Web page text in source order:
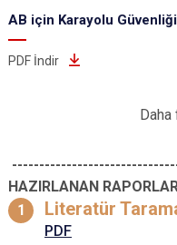
AB için Karayolu Güvenliği
PDF İndir
HAZIRLANAN
Literatür
PDF